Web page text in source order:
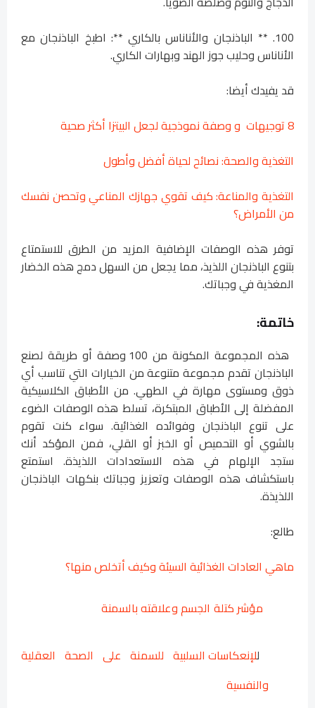
100. ** الباذنجان والأناناس بالكاري **: اطبخ الباذنجان مع
الأناناس وحليب جوز الهند وبهارات الكاري.
قد يفيدك أيضا:
8 توجيهات و وصفة نموذجية لجعل البيتزا أكثر صحية
التغذية والصحة: نصائح لحياة أفضل وأطول
التغذية والمناعة: كيف تقوي جهازك المناعي وتحصن نفسك
من الأمراض؟
توفر هذه الوصفات الإضافية المزيد من الطرق للاستمتاع
بتنوع الباذنجان اللذيذ، مما يجعل من السهل دمج هذه الخضار
المغذية في وجباتك.
خاتمة:
هذه المجموعة المكونة من 100 وصفة أو طريقة لصنع
الباذنجان تقدم مجموعة متنوعة من الخيارات التي تناسب أي
ذوق ومستوى مهارة في الطهي. من الأطباق الكلاسيكية
المفضلة إلى الأطباق المبتكرة، تسلط هذه الوصفات الضوء
على تنوع الباذنجان وفوائده الغذائية. سواء كنت تقوم
بالشوي أو التحميص أو الخبز أو القلي، فمن المؤكد أنك
ستجد الإلهام في هذه الاستعدادات اللذيذة. استمتع
باستكشاف هذه الوصفات وتعزيز وجباتك بنكهات الباذنجان
اللذيذة.
طالع:
ماهي العادات الغذائية السيئة وكيف أتخلص منها؟
مؤشر كتلة الجسم وعلاقته بالسمنة
للإنعكاسات السلبية للسمنة على الصحة العقلية
والنفسية